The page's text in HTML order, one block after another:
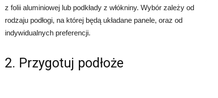
z folii aluminiowej lub podkłady z włókniny. Wybór zależy od
rodzaju podłogi, na której będą układane panele, oraz od
indywidualnych preferencji.
2. Przygotuj podłoże